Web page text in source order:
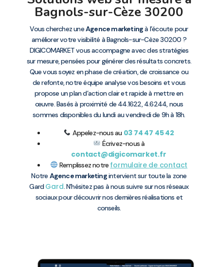
Bagnols-sur-Cèze 30200
Vous cherchez uneAgence marketingà l’écoute pour
améliorer votre visibilité à Bagnols-sur-Cèze 30200 ?
DIGICOMARKET vous accompagne avec des stratégies
sur mesure, pensées pour générer des résultats concrets.
Que vous soyez en phase de création, de croissance ou
de refonte, notre équipe analyse vos besoins et vous
propose un plan d’action clair et rapide à mettre en
œuvre. Basés à proximité de 44.1622, 4.6244, nous
sommes disponibles du lundi au vendredi de 9h à 18h.
Appelez-nous au 03 74 47 45 42
Écrivez-nous à
contact@digicomarket.fr
Remplissez notre formulaire de contact
Notre Agence marketingintervient sur toute la zone
GardGard. N’hésitez pas à nous suivre sur nos réseaux
sociaux pour découvrir nos dernières réalisations et
conseils.